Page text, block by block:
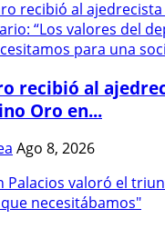
recibió al
Oro en...
Ago 8, 2026